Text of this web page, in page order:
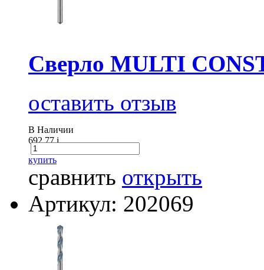
Сверло MULTI
оставить отзыв
В Наличии
692.77i
купить
сравнить открыть
Артикул: 202069